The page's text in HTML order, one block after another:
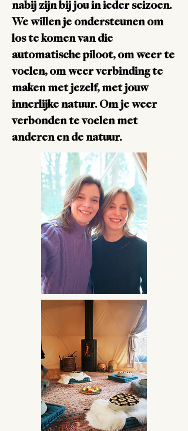
nabij zijn bij jou in ieder seizoen.
We willen je ondersteunen om
los te komen van die
automatische piloot, om weer te
voelen, om weer verbinding te
maken met jezelf, met jouw
innerlijke natuur. Om je weer
verbonden te voelen met
anderen en de natuur.